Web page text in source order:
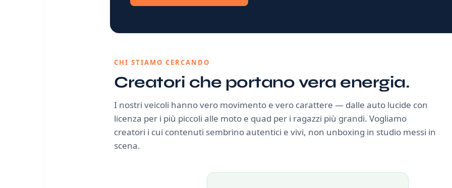
CHI STIAMO CERCANDO
Creatori che portano vera energia.
I nostri veicoli hanno vero movimento e vero carattere — dalle auto lucide con
licenza per i più piccoli alle moto e quad per i ragazzi più grandi. Vogliamo
creatori i cui contenuti sembrino autentici e vivi, non unboxing in studio messi in
scena.